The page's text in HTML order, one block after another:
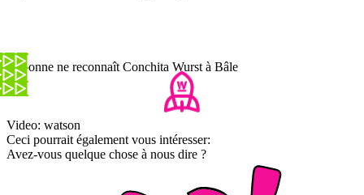
Personne ne reconnaît Conchita Wurst à Bâle
Video: watson
Ceci pourrait également vous intéresser:
Avez-vous quelque chose à nous dire ?